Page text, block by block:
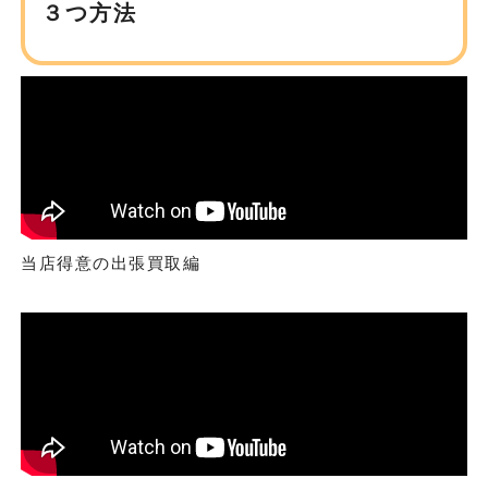
３つ方法
当店得意の出張買取編